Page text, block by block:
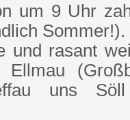
um 9 Uhr
und rasant
uns